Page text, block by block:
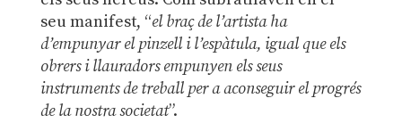
seu manifest, “el braç de l’artista ha
d’empunyar el pinzell i l’espàtula, igual que els
obrers i llauradors empunyen els seus
instruments de treball per a aconseguir el progrés
de la nostra societat”.